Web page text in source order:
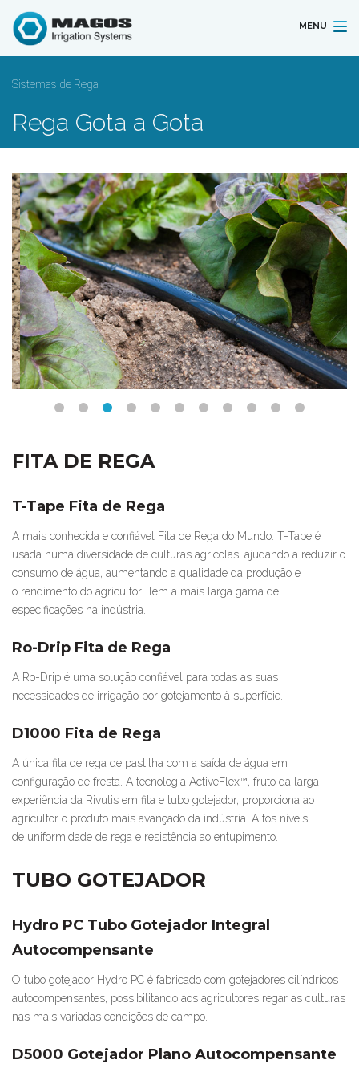
MENU
Sistemas de Rega
Rega Gota a Gota
FITA DE REGA
T-Tape Fita de Rega
A mais conhecida e confiável Fita de Rega do Mundo. T-Tape é
usada numa diversidade de culturas agrícolas, ajudando a reduzir o
consumo de água, aumentando a qualidade da produção e
o rendimento do agricultor. Tem a mais larga gama de
especificações na indústria.
Ro-Drip Fita de Rega
A Ro-Drip é uma solução confiável para todas as suas
necessidades de irrigação por gotejamento à superfície.
D1000 Fita de Rega
A única fita de rega de pastilha com a saída de água em
configuração de fresta. A tecnologia ActiveFlex™, fruto da larga
experiência da Rivulis em fita e tubo gotejador, proporciona ao
agricultor o produto mais avançado da indústria. Altos níveis
de uniformidade de rega e resistência ao entupimento.
TUBO GOTEJADOR
Hydro PC Tubo Gotejador Integral
Autocompensante
O tubo gotejador Hydro PC é fabricado com gotejadores cilíndricos
autocompensantes, possibilitando aos agricultores regar as culturas
nas mais variadas condições de campo.
D5000 Gotejador Plano Autocompensante